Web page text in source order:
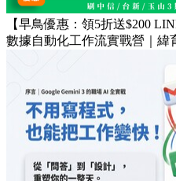
【早鳥優惠：領5折送$200
數據自動化工作流實戰營｜緯